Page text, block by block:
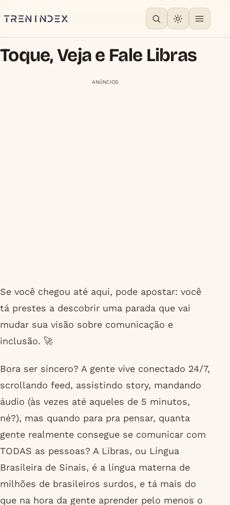
Toque, Veja e Fale Libras
ANÚNCIOS
Se você chegou até aqui, pode apostar: você
tá prestes a descobrir uma parada que vai
mudar sua visão sobre comunicação e
inclusão. 🚀
Bora ser sincero? A gente vive conectado 24/7,
scrollando feed, assistindo story, mandando
áudio (às vezes até aqueles de 5 minutos,
né?), mas quando para pra pensar, quanta
gente realmente consegue se comunicar com
TODAS as pessoas? A Libras, ou Língua
Brasileira de Sinais, é a língua materna de
milhões de brasileiros surdos, e tá mais do
que na hora da gente aprender pelo menos o